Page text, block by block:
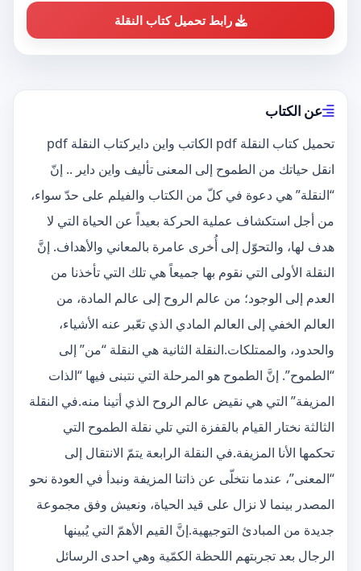
رابط تحميل كتاب النقلة
عن الكتاب
تحميل كتاب النقلة pdf الكاتب واين دايركتاب النقلة pdf
انقل حياتك من الطموح إلى المعنى تأليف واين داير .. إنّ
“النقلة” هي دعوة في كلّ من الكتاب والفيلم على حدّ سواء،
من أجل استكشاف عملية الحركة بعيداً عن الحياة التي لا
هدف لها، والتحوّل إلى أُخرى عامرة بالمعاني والأهداف. إنَّ
النقلة الأولى التي نقوم بها جميعاً هي تلك التي تأخذنا من
العدم إلى الوجود؛ من عالم الروح إلى عالم المادة، من
العالم الخفي إلى العالم المادي الذي تعّبر عنه الأشياء،
والحدود، والممتلكات.النقلة الثانية هي النقلة “من” إلى
“الطموح”. إنَّ الطموح هو المرحلة التي نتبنى فيها “الذات
المزيفة” التي هي نقيض عالم الروح الذي أتينا منه.في النقلة
الثالثة نختار القيام بالقفزة التي تلي نقلة الطموح التي
تحكمها الأنا المزيفة.في النقلة الرابعة يتمّ الانتقال إلى
“المعنى”، عندما نتخلّى عن ذاتنا المزيفة ونبدأ في العودة نحو
المصدر بينما لا نزال على قيد الحياة، ونعيش وفق مجموعة
جديدة من المبادئ التوجيهية.إنَّ القيم الأهمّ التي يُبينها
الرجال بعد تجربتهم اللحظة الكمّية وهي احدى الرسائل